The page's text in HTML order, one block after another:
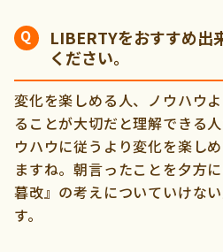
LIBERTYをおすすめ出
ください。
変化を楽しめる人、ノウハウ
ることが大切だと理解できる
ウハウに従うより変化を楽し
ますね。朝言ったことを夕方
暮改』の考えについていけな
す。